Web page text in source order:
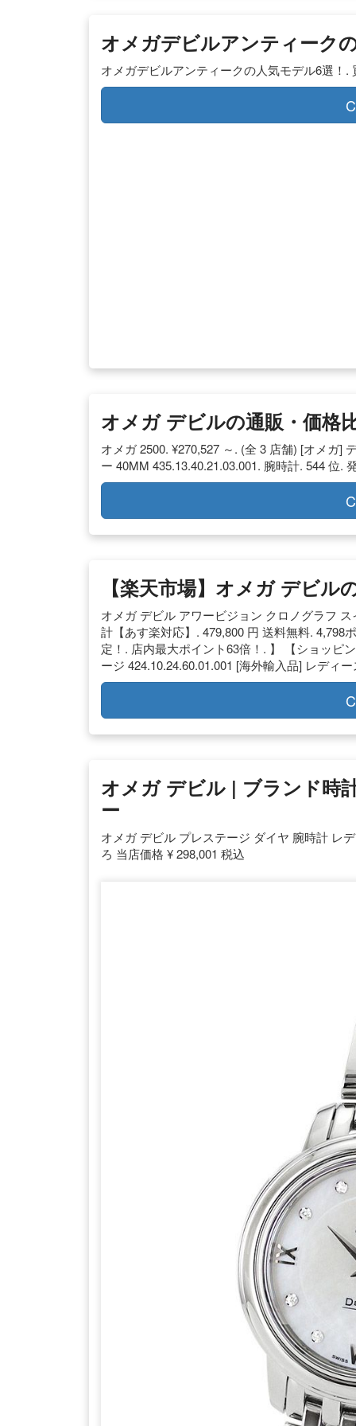
オメガデビルアンティーク
オメガデビルアンティークの人気モデル6選
オメガ デビルの通販・価格
オメガ 2500. ¥270,527 ～. (全 3 店舗) [オメガ]
ー 40MM 435.13.40.21.03.001. 腕時計. 544 位.
【楽天市場】オメガ デビル
オメガ デビル アワービジョン クロノグラフ
計【あす楽対応】. 479,800 円 送料無料. 4,798
定！. 店内最大ポイント63倍！. 】 【ショッピ
ージ 424.10.24.60.01.001 [海外輸入品] レディ
オメガ デビル | ブランド時
ー
オメガ デビル プレステージ ダイヤ 腕時計 レ
ろ 当店価格 ¥ 298,001 税込